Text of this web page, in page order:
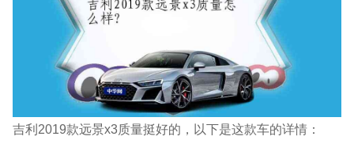
吉利2019款远景x3质量挺好的，以下是这款车的详情：